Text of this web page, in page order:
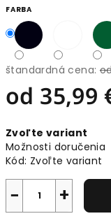
FARBA
štandardná cena:
od 35,99
cena:
Zvoľte variant
Možnosti doručenia
Kód: Zvoľte variant
+
−